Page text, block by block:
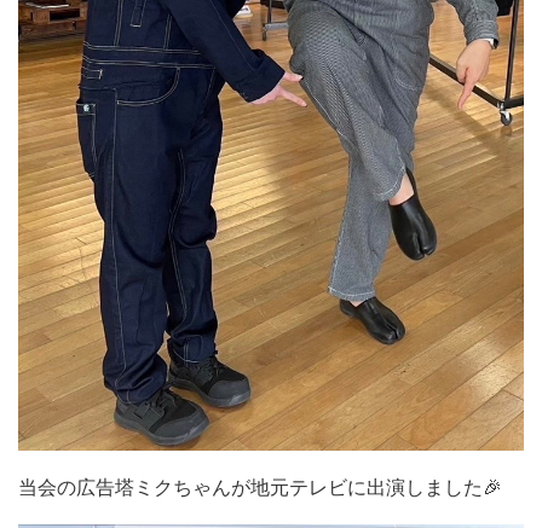
当会の広告塔ミクちゃんが地元テレビに出演しました🎉